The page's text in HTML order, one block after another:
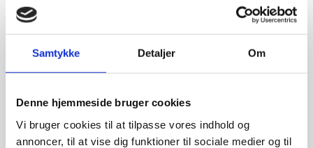
Samtykke Detaljer Om
Denne hjemmeside bruger cookies
Vi bruger cookies til at tilpasse vores indhold og
annoncer, til at vise dig funktioner til sociale medier og til
skulle betale den kontant. Vi hos
www.restaurantinventar.dkhar ikke nogen
økonomisk interesse i at tilbyde dig dette ud
over vi finder det en god service. Og al
dig som kunde og en tredjepartner, som vi hos
restaurantinventar.dkhar udvalgt til at tilbyde
denne service.